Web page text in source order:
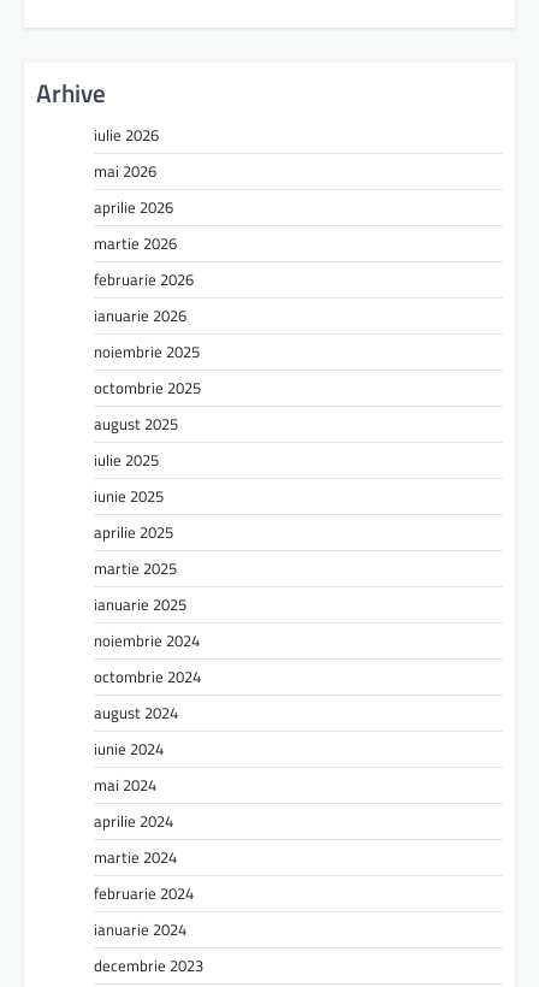
Arhive
iulie 2026
mai 2026
aprilie 2026
martie 2026
februarie 2026
ianuarie 2026
noiembrie 2025
octombrie 2025
august 2025
iulie 2025
iunie 2025
aprilie 2025
martie 2025
ianuarie 2025
noiembrie 2024
octombrie 2024
august 2024
iunie 2024
mai 2024
aprilie 2024
martie 2024
februarie 2024
ianuarie 2024
decembrie 2023